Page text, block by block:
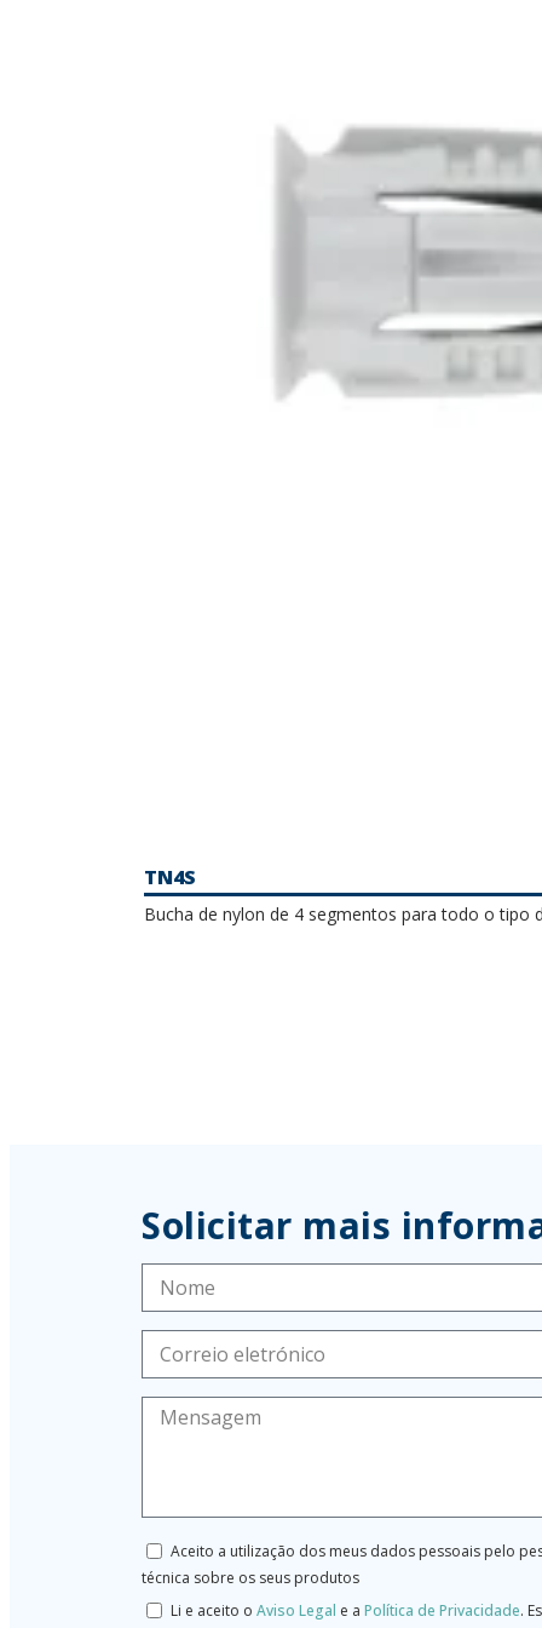
TN4S
Bucha de nylon de 4 segmentos para todo o tipo
Solicitar mais
Aceito a utilização dos meus dados pessoais pelo
técnica sobre os seus produtos
Li e aceito o Aviso Legal e a Política de Privacidade.